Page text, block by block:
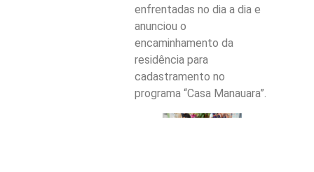
enfrentadas no dia a dia e
anunciou o
encaminhamento da
residência para
cadastramento no
programa “Casa Manauara”.